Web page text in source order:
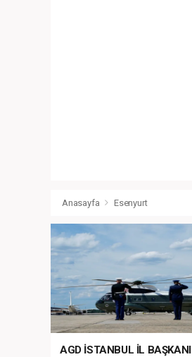
Anasayfa Esenyurt
AGD İSTANBUL İL BAŞKANI